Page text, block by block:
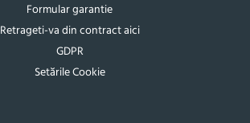
Formular garantie
Retrageti-va din contract aici
GDPR
Setările Cookie